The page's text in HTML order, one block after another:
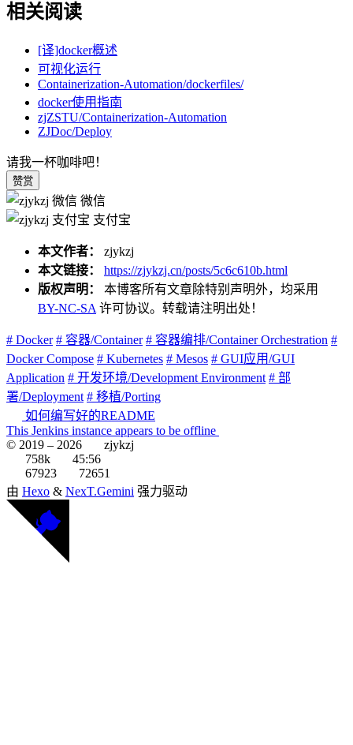
相关阅读
[译]docker概述
可视化运行
Containerization-Automation/dockerfiles/
docker使用指南
zjZSTU/Containerization-Automation
ZJDoc/Deploy
请我一杯咖啡吧！
赞赏
微信
支付宝
本文作者： zjykzj
本文链接：
https://zjykzj.cn/posts/5c6c610b.html
版权声明： 本博客所有文章除特别声明外，均采用
BY-NC-SA 许可协议。转载请注明出处！
# Docker # 容器/Container # 容器编排/Container Orchestration #
Docker Compose # Kubernetes # Mesos # GUI应用/GUI
Application # 开发环境/Development Environment # 部
署/Deployment # 移植/Porting
如何编写好的README
This Jenkins instance appears to be offline
© 2019 – 2026
zjykzj
758k
45:56
67923
72651
由 Hexo & NexT.Gemini 强力驱动